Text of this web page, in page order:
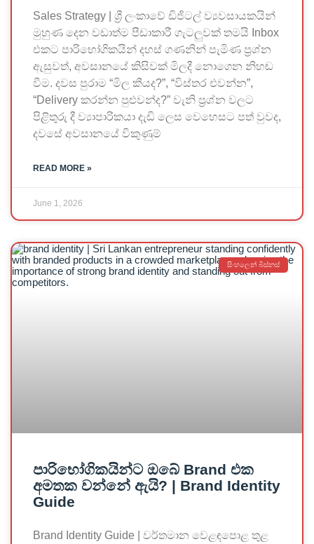
Sales Strategy | ශ්‍රී ලංකාවේ ඩිජිටල් ව්‍යවසායකයින්
මුහුණ දෙන වඩාත්ම පීඩාකාරී ගැටලුවක් තමයි Inbox
එකට පාරිභෝගිකයින් දහස් ගණනින් පැමිණ ප්‍රශ්න
ඇසුවත්, අවසානයේ කිසිවක් මිලදී නොගෙන නිහඬ
වීම. දවස පුරාම “මිල කීයද?”, “විස්තර එවන්න”,
“Delivery කරන්න පුළුවන්ද?” වැනි ප්‍රශ්න වලට
පිළිතුරු දී ව්‍යාපාරිකයා දැඩි ලෙස වෙහෙසට පත් වුවද,
දවසේ අවසානයේ විකුණුම්
READ MORE »
June 1, 2026
සිංහලෙන් බිස්නස්
පාරිභෝගිකයින්ට ඔබේ Brand එක
අමතක වන්නේ ඇයි? | Brand Identity
Guide
Brand Identity Guide | වර්තමාන වෙළඳපොළ තුළ